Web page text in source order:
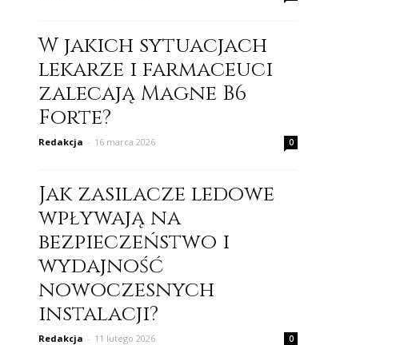
W jakich sytuacjach
lekarze i farmaceuci
zalecają Magne B6
Forte?
Redakcja - 16 marca 2026 0
Jak zasilacze ledowe
wpływają na
bezpieczeństwo i
wydajność
nowoczesnych
instalacji?
Redakcja - 11 lutego 2026 0